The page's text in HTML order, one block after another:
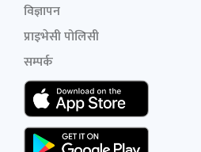
विज्ञापन
प्राइभेसी पोलिसी
सम्पर्क